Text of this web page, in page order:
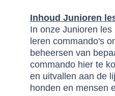
Inhoud Junioren
In onze Junioren
leren commando's
beheersen van
commando hier te
en uitvallen aan de
honden en mensen